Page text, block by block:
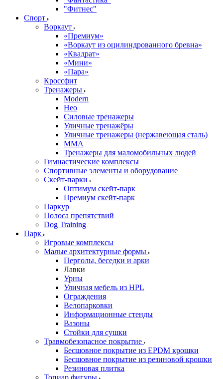
"Фитнес"
Спорт
Воркаут
«Премиум»
«Воркаут из оцилиндрованного бревна»
«Квадрат»
«Мини»
«Пара»
Кроссфит
Тренажеры
Modern
Нео
Силовые тренажеры
Уличные тренажёры
Уличные тренажеры (нержавеющая сталь)
ММА
Тренажеры для маломобильных людей
Гимнастические комплексы
Спортивные элементы и оборудование
Скейт-парки
Оптимум скейт-парк
Премиум скейт-парк
Паркур
Полоса препятствий
Dog Training
Парк
Игровые комплексы
Малые архитектурные формы
Перголы, беседки и арки
Лавки
Урны
Уличная мебель из HPL
Ограждения
Велопарковки
Информационные стенды
Вазоны
Стойки для сушки
Травмобезопасное покрытие
Бесшовное покрытие из EPDM крошки
Бесшовное покрытие из резиновой крошки
Резиновая плитка
Топиар фигуры